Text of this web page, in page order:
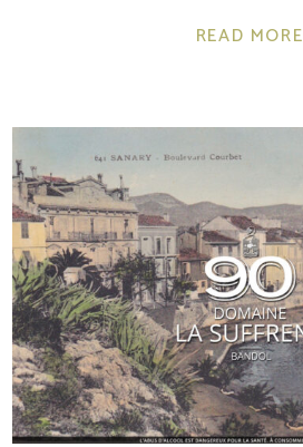
READ MORE